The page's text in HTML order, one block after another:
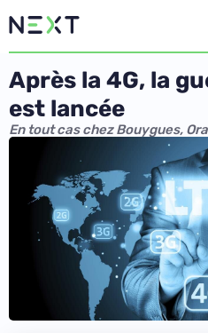
Après la 4G, la
est lancée
En tout cas chez Bouygues,